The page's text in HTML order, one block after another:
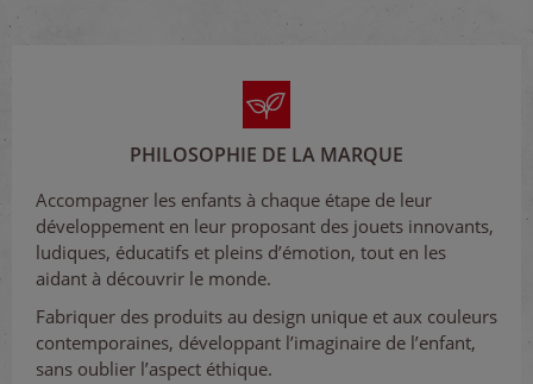
PHILOSOPHIE DE LA MARQUE
Accompagner les enfants à chaque étape de leur
développement en leur proposant des jouets innovants,
ludiques, éducatifs et pleins d’émotion, tout en les
aidant à découvrir le monde.
Fabriquer des produits au design unique et aux couleurs
contemporaines, développant l’imaginaire de l’enfant,
sans oublier l’aspect éthique.